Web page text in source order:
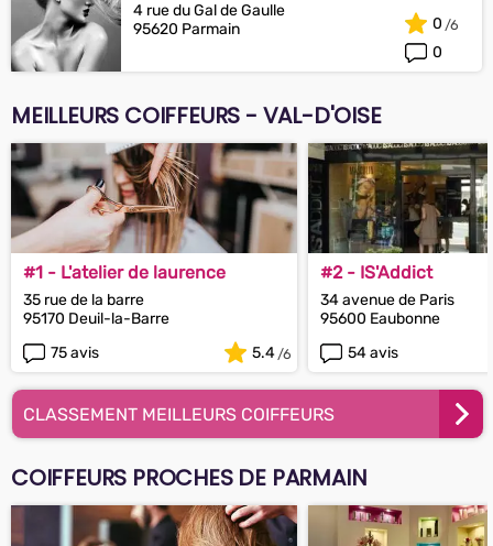
4 rue du Gal de Gaulle
95620 Parmain
0
0
MEILLEURS COIFFEURS - VAL-D'OISE
#1 - L'atelier de laurence
35 rue de la barre
95170 Deuil-la-Barre
75 avis
5.4
#2 - IS'Addict
34 avenue de Paris
95600 Eaubonne
54 avis
CLASSEMENT MEILLEURS COIFFEURS
COIFFEURS PROCHES DE PARMAIN